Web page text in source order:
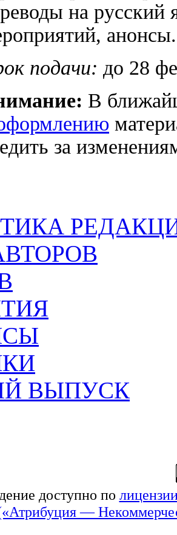
на русский
анонсы.
подачи: до 28
В
за
ВЫПУСК
доступно по
—